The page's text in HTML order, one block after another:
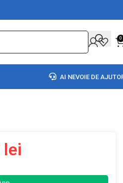
0
AI NEVOIE DE
lei